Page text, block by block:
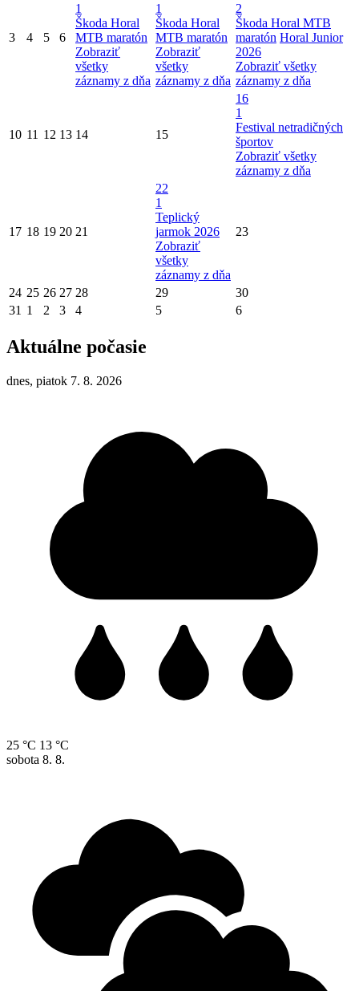
3 4 5 6
1
Škoda Horal
MTB maratón
Zobraziť
všetky
záznamy z dňa
1
Škoda Horal
MTB maratón
Zobraziť
všetky
záznamy z dňa
2
Škoda Horal MTB
maratón Horal Junior
2026
Zobraziť všetky
záznamy z dňa
10 11 12 13 14 15
16
1
Festival netradičných
športov
Zobraziť všetky
záznamy z dňa
17 18 19 20 21
22
1
Teplický
jarmok 2026
Zobraziť
všetky
záznamy z dňa
23
24 25 26 27 28 29
30
31 1 2 3 4 5 6
Aktuálne počasie
dnes, piatok 7. 8. 2026
25 °C 13 °C
sobota 8. 8.